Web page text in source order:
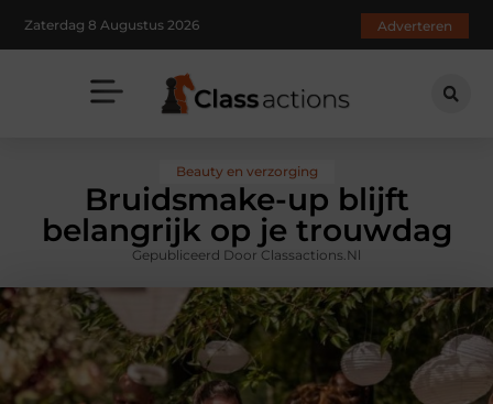
Zaterdag 8 Augustus 2026 Adverteren
Beauty en verzorging
Bruidsmake-up blijft
belangrijk op je trouwdag
Gepubliceerd Door Classactions.nl